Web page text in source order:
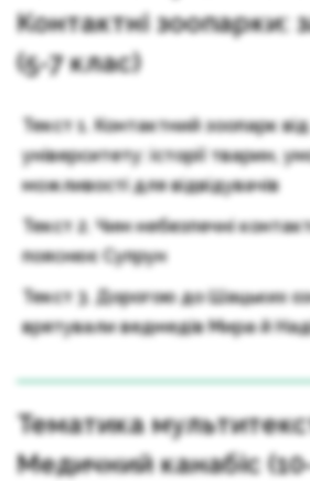
Контактні зоопарки:
(5-7 клас)
Текст 1. Контактний зоопарк
університету: історії тварин,
можливості для відвідувачів
Текст 2. Чим небезпечні
пояснює Супрун
Текст 3. Дорогою до Шацьких
врятували ведмедів Мира й
Тематика
Медичний канабіс